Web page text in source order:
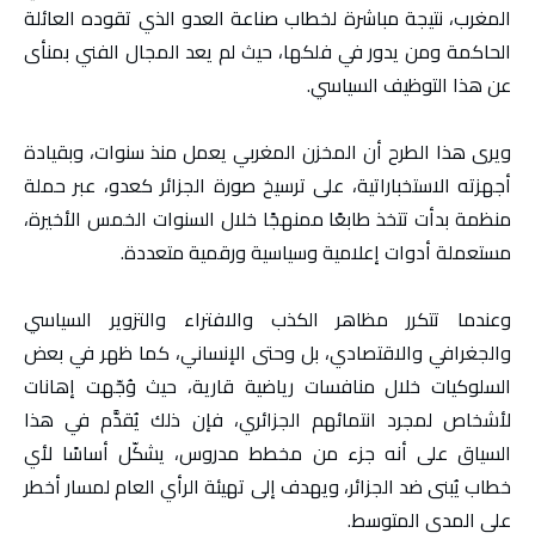
المغرب، نتيجة مباشرة لخطاب صناعة العدو الذي تقوده العائلة
الحاكمة ومن يدور في فلكها، حيث لم يعد المجال الفني بمنأى
عن هذا التوظيف السياسي.
ويرى هذا الطرح أن المخزن المغربي يعمل منذ سنوات، وبقيادة
أجهزته الاستخباراتية، على ترسيخ صورة الجزائر كعدو، عبر حملة
منظمة بدأت تتخذ طابعًا ممنهجًا خلال السنوات الخمس الأخيرة،
مستعملة أدوات إعلامية وسياسية ورقمية متعددة.
وعندما تتكرر مظاهر الكذب والافتراء والتزوير السياسي
والجغرافي والاقتصادي، بل وحتى الإنساني، كما ظهر في بعض
السلوكيات خلال منافسات رياضية قارية، حيث وُجّهت إهانات
لأشخاص لمجرد انتمائهم الجزائري، فإن ذلك يُقدَّم في هذا
السياق على أنه جزء من مخطط مدروس، يشكّل أساسًا لأي
خطاب يُبنى ضد الجزائر، ويهدف إلى تهيئة الرأي العام لمسار أخطر
على المدى المتوسط.